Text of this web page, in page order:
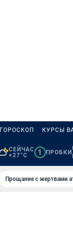
ГОРОСКОП КУРСЫ
СЕЙЧАС
+27°C
1 ПРОБКИ
Прощание с жертвами